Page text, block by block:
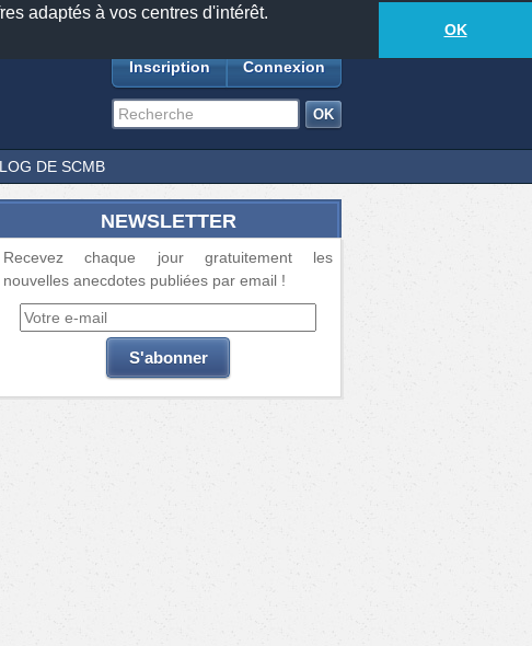
adaptés à vos centres d'intérêt.
OK
Feeds18889anecdotes-271lecteurs connectés
Inscription Connexion
DE SCMB
NEWSLETTER
Recevez chaque jour gratuitement les
nouvelles anecdotes publiées par email !